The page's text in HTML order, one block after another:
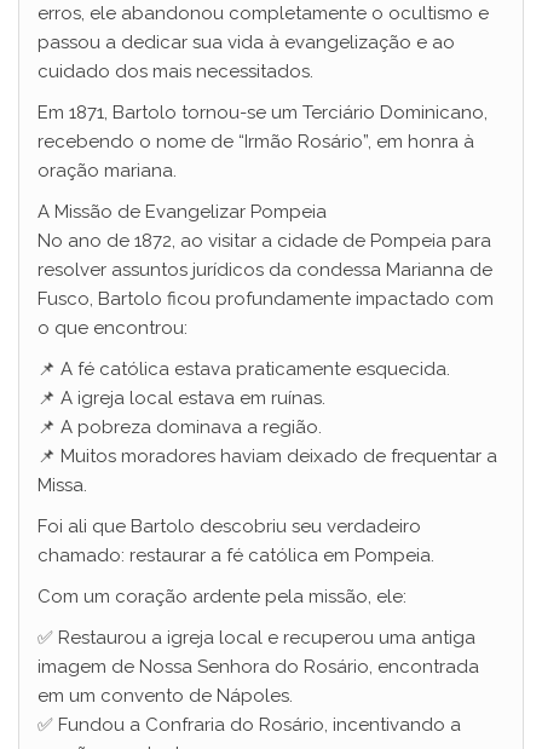
erros, ele abandonou completamente o ocultismo e
passou a dedicar sua vida à evangelização e ao
cuidado dos mais necessitados.
Em 1871, Bartolo tornou-se um Terciário Dominicano,
recebendo o nome de “Irmão Rosário”, em honra à
oração mariana.
A Missão de Evangelizar Pompeia
No ano de 1872, ao visitar a cidade de Pompeia para
resolver assuntos jurídicos da condessa Marianna de
Fusco, Bartolo ficou profundamente impactado com
o que encontrou:
📌 A fé católica estava praticamente esquecida.
📌 A igreja local estava em ruínas.
📌 A pobreza dominava a região.
📌 Muitos moradores haviam deixado de frequentar a
Missa.
Foi ali que Bartolo descobriu seu verdadeiro
chamado: restaurar a fé católica em Pompeia.
Com um coração ardente pela missão, ele:
✅ Restaurou a igreja local e recuperou uma antiga
imagem de Nossa Senhora do Rosário, encontrada
em um convento de Nápoles.
✅ Fundou a Confraria do Rosário, incentivando a